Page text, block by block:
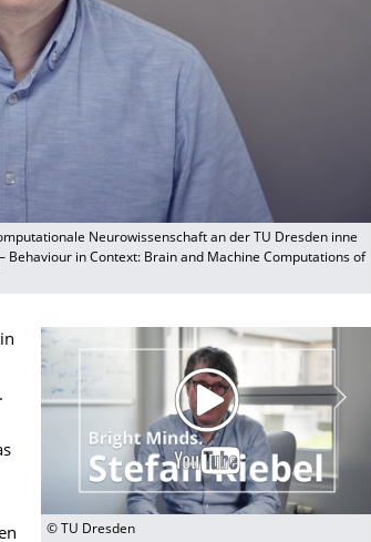
Neurowissenschaft an der TU Dresden inne
Behaviour in Context: Brain and Machine Computations of
© TU Dresden